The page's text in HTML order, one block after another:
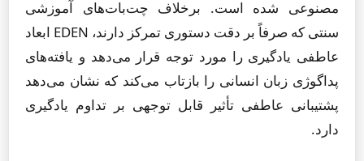
مصنوعی شده است. برخلاف چت‌بات‌های آموزشی
سنتی که صرفاً بر دقت دستوری تمرکز دارند، EDEN ابعاد
عاطفی یادگیری را مورد توجه قرار می‌دهد و یافته‌های
پداگوژی زبان انسانی را بازتاب می‌کند که نشان می‌دهد
پشتیبانی عاطفی تأثیر قابل توجهی بر تداوم یادگیری
دارد.